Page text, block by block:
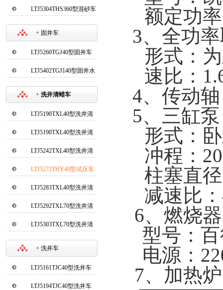
LTJ5304THS360型混砂车
+ 固井车
LTJ5260TGJ40型固井车
LTJ5402TGJ140型固井水
泥车
+ 洗井清蜡车
LTJ5190TXL40型洗井清
蜡车
LTJ5190TXL40型洗井清
蜡车(新)
LTJ5242TXL40型洗井清
蜡车
LTJ5272THY40型试压车
LTJ5283TXL40型洗井清
蜡车
LTJ5292TXL70型洗井清
蜡车
LTJ5303TXL70型洗井清
蜡车
+ 洗井车
LTJ5161TJC40型洗井车
LTJ5194TJC40型洗井车
额定功
3、全功
形式：
速比：
4、传动轴
5、三缸泵
形式：
冲程：
柱塞直
减速比
6、燃烧器
型号：
电源：
7、加热炉